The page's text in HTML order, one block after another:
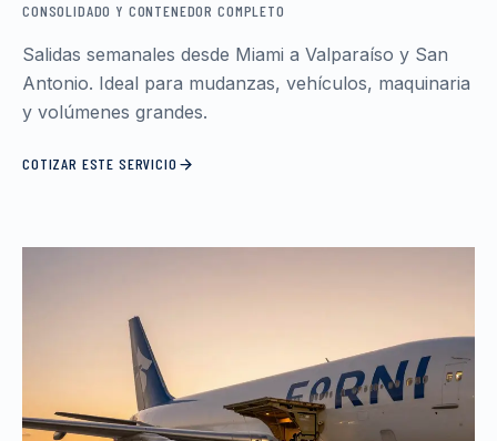
CONSOLIDADO Y CONTENEDOR COMPLETO
Salidas semanales desde Miami a Valparaíso y San
Antonio. Ideal para mudanzas, vehículos, maquinaria
y volúmenes grandes.
COTIZAR ESTE SERVICIO